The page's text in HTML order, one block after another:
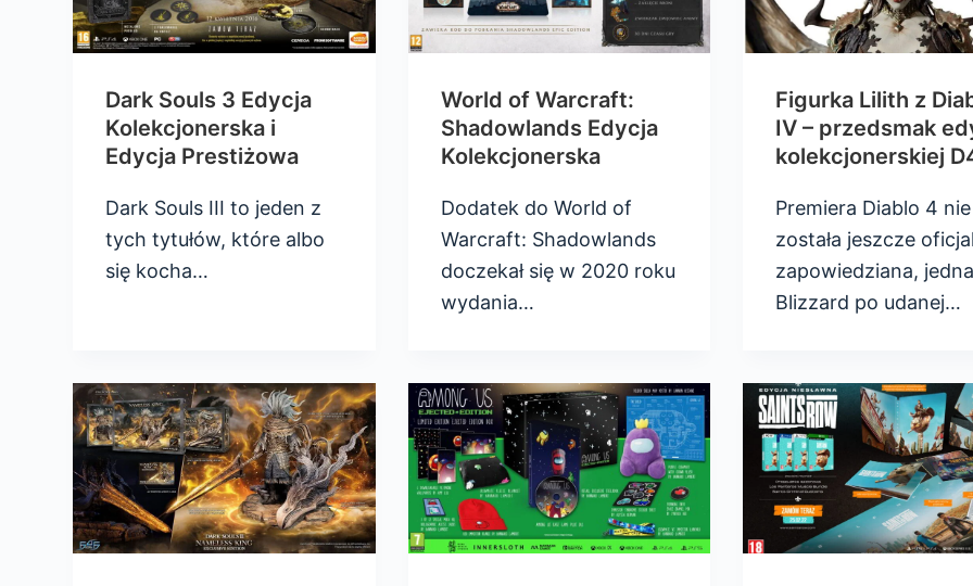
Dark Souls 3 Edycja
Kolekcjonerska i
Edycja Prestiżowa
Dark Souls III to jeden z
tych tytułów, które albo
się kocha…
World of Warcraft:
Shadowlands Edycja
Kolekcjonerska
Dodatek do World of
Warcraft: Shadowlands
doczekał się w 2020 roku
wydania…
Figurka Lilith z
IV – przedsmak
kolekcjonerskiej
Premiera Diablo 4 nie
została jeszcze
zapowiedziana,
Blizzard po udanej…